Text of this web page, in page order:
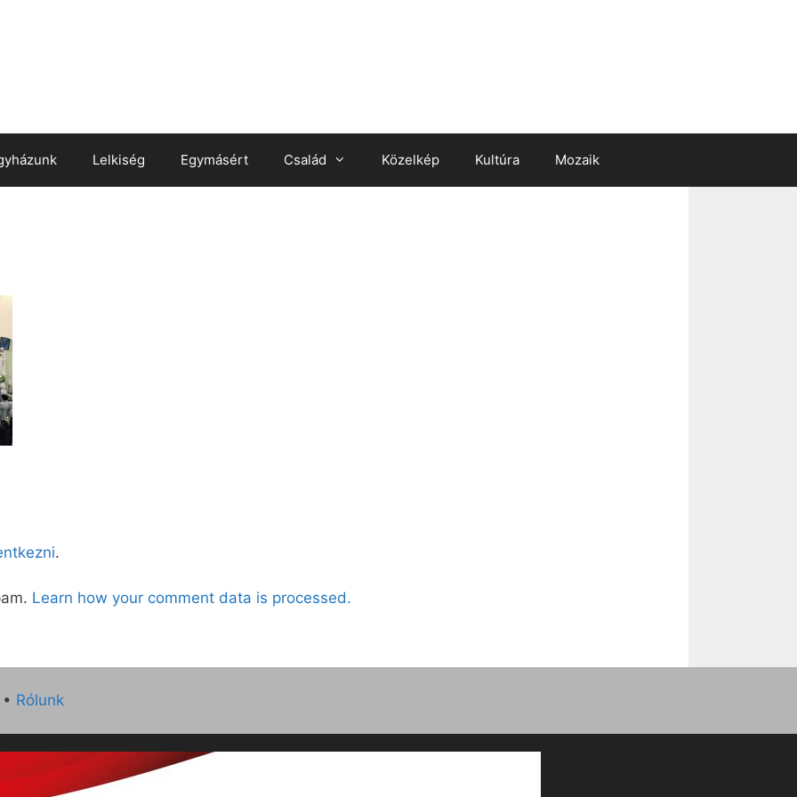
Lelkiség Egymásért Család Közelkép Kultúra Mozaik
.
Learn how your comment data is processed.
• Rólunk